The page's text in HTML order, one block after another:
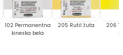
102 Permanentna
kineska bela
205 Rutil žuta
206